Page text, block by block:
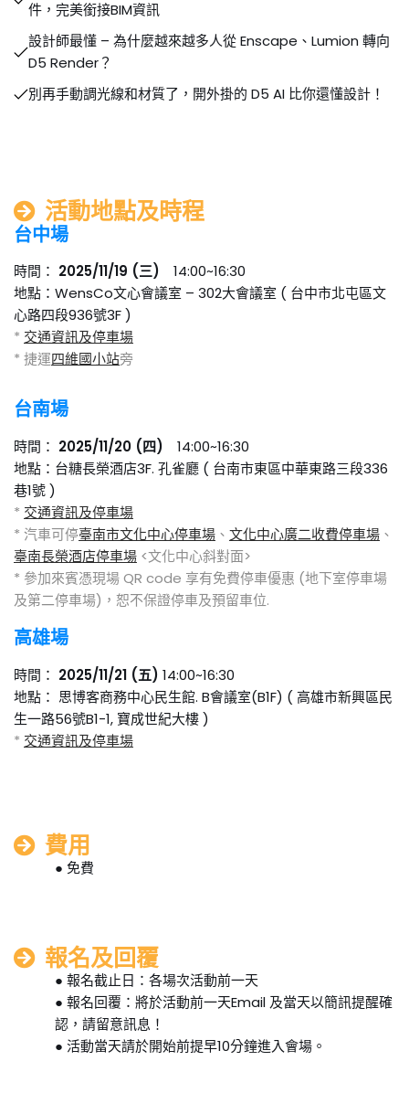
件，完美銜接BIM資訊
設計師最懂 – 為什麼越來越多人從 Enscape、Lumion 轉向
D5 Render？
別再手動調光線和材質了，開外掛的 D5 AI 比你還懂設計！
活動地點及時程
台中場
時間： 2025/11/19 (三) 14:00~16:30
地點：WensCo文心會議室 – 302大會議室 ( 台中市北屯區文
心路四段936號3F )
* 交通資訊及停車場
* 捷運四維國小站旁
台南場
時間： 2025/11/20 (四) 14:00~16:30
地點：台糖長榮酒店3F. 孔雀廳 ( 台南市東區中華東路三段336
巷1號 )
* 交通資訊及停車場
* 汽車可停臺南市文化中心停車場 、 文化中心廣二收費停車場 、
臺南長榮酒店停車場 <文化中心斜對面>
* 參加來賓憑現場 QR code 享有免費停車優惠 (地下室停車場
及第二停車場)，恕不保證停車及預留車位.
高雄場
時間： 2025/11/21 (五) 14:00~16:30
地點： 思博客商務中心民生館. B會議室(B1F) ( 高雄市新興區民
生一路56號B1-1, 寶成世紀大樓 )
* 交通資訊及停車場
費用
● 免費
報名及回覆
● 報名截止日：各場次活動前一天
● 報名回覆：將於活動前一天Email 及當天以簡訊提醒確
認，請留意訊息！
● 活動當天請於開始前提早10分鐘進入會場。